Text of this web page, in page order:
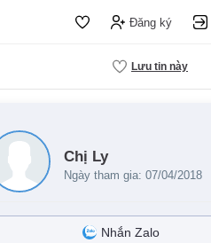
Đăng ký
Lưu tin này
Chị Ly
Ngày tham gia: 07/04/2018
Nhắn Zalo